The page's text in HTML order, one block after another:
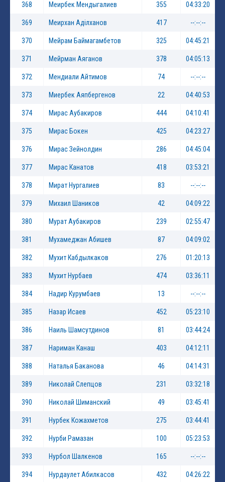
368 Меирбек Мендыгалиев 355 04:33:20
369 Меирхан Аділханов 417 --:--:--
370 Мейрам Баймагамбетов 325 04:45:21
371 Мейрман Аяганов 378 04:05:13
372 Мендиали Айтимов 74 --:--:--
373 Миербек Аяпбергенов 22 04:40:53
374 Мирас Аубакиров 444 04:10:41
375 Мирас Бокен 425 04:23:27
376 Мирас Зейнолдин 286 04:45:04
377 Мирас Канатов 418 03:53:21
378 Мират Нургалиев 83 --:--:--
379 Михаил Шаников 42 04:09:22
380 Мурат Аубакиров 239 02:55:47
381 Мухамеджан Абишев 87 04:09:02
382 Мухит Кабдылкаков 276 01:20:13
383 Мухит Нурбаев 474 03:36:11
384 Надир Курумбаев 13 --:--:--
385 Назар Исаев 452 05:23:10
386 Наиль Шамсутдинов 81 03:44:24
387 Нариман Канаш 403 04:12:11
388 Наталья Баканова 46 04:14:31
389 Николай Слепцов 231 03:32:18
390 Николай Шиманский 49 03:45:41
391 Нурбек Кожахметов 275 03:44:41
392 Нурби Рамазан 100 05:23:53
393 Нурбол Шалкенов 165 --:--:--
394 Нурдаулет Абилкасов 432 04:26:22